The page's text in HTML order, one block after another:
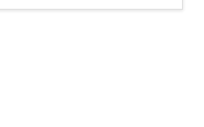
base de